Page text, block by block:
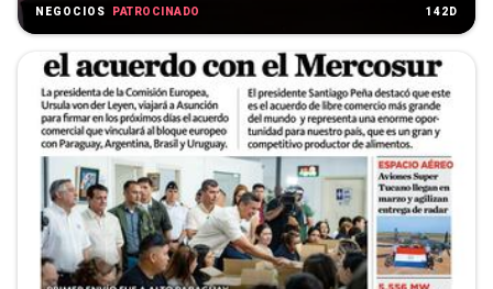
NEGOCIOS PATROCINADO 142D